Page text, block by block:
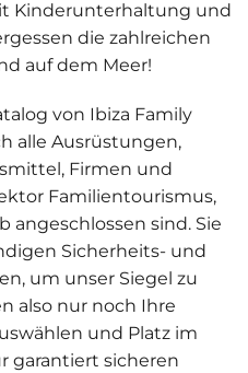
Kinderunterhaltung und
die zahlreichen
auf dem Meer!
von Ibiza Family
alle Ausrüstungen,
Firmen und
Familientourismus,
sind. Sie
Sicherheits- und
um unser Siegel zu
also nur noch Ihre
und Platz im
garantiert sicheren